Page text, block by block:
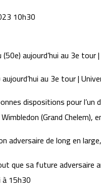
10h30
dispositions pour l’un
(Grand
adversaire de long en
que sa future adversaire
15h30